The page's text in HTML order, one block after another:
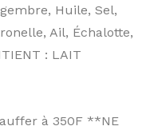
Huile, Sel,
Ail, Échalotte,
: LAIT
à 350F **NE